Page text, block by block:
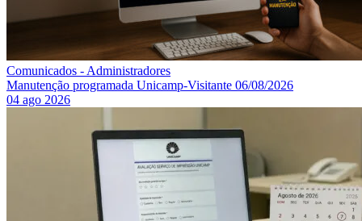
Comunicados - Administradores
Manutenção programada Unicamp-Visitante 06/08/2026
04 ago 2026